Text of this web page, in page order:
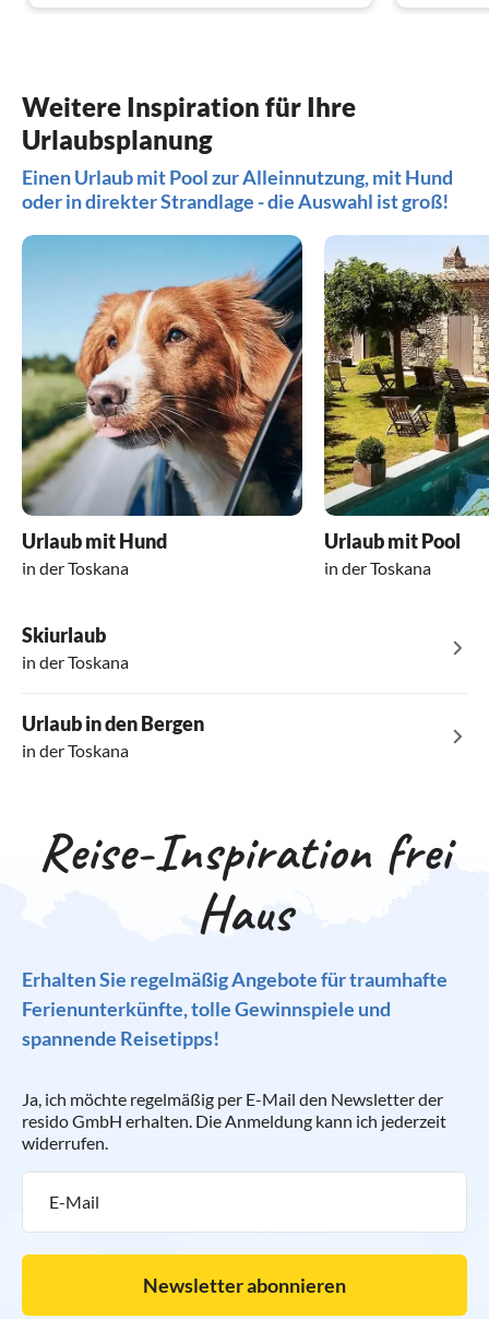
Caciucco.
Weitere Inspiration für Ihre
Urlaubsplanung
Einen Urlaub mit Pool zur Alleinnutzung, mit Hund
oder in direkter Strandlage - die Auswahl ist groß!
Urlaub mit Hund
in der Toskana
Urlaub mit Pool
in der Toskana
Skiurlaub
in der Toskana
Urlaub in den Bergen
in der Toskana
Reise-Inspiration frei
Haus
Erhalten Sie regelmäßig Angebote für traumhafte
Ferienunterkünfte, tolle Gewinnspiele und
spannende Reisetipps!
Ja, ich möchte regelmäßig per E-Mail den Newsletter der
resido GmbH erhalten. Die Anmeldung kann ich jederzeit
widerrufen.
Newsletter abonnieren